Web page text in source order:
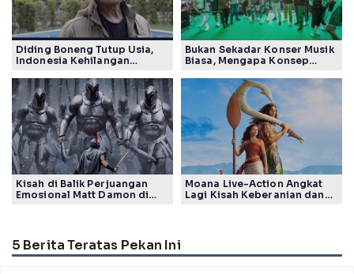
Diding Boneng Tutup Usia,
Indonesia Kehilangan
Generasi
Bukan Sekadar Konser Musik
Biasa, Mengapa Konsep
Tuai Pujian Banyak Pihak
Kisah di Balik Perjuangan
Emosional Matt Damon di
Moana Live-Action Angkat
Lagi Kisah Keberanian dan
5 Berita Teratas Pekan Ini